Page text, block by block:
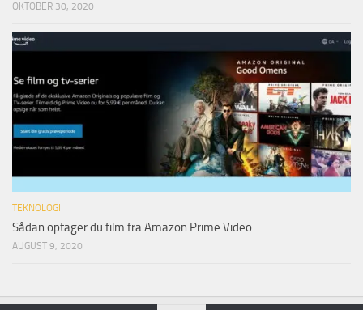
OKTOBER 30, 2020
TEKNOLOGI
Sådan optager du film fra Amazon Prime Video
AUGUST 9, 2020